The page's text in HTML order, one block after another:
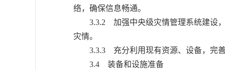
络，确保信息畅通。
3.3.2 加强中央级灾情管理系统建设，
灾情。
3.3.3 充分利用现有资源、设备，完善
3.4 装备和设施准备